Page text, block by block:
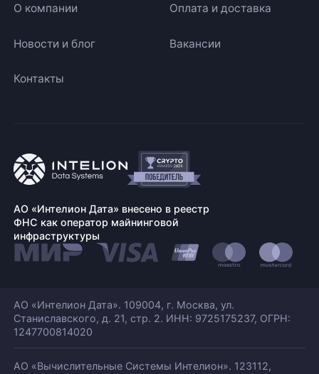
О компании Оплата и доставка
Новости и блог Вакансии
Контакты
АО «Интелион Дата» внесено в реестр
ФНС как оператор майнинговой
инфраструктуры
АО «Интелион Дата». 109004, г. Москва, ул.
Станиславского, д. 21, стр. 2. ИНН: 9725175237, ОГРН:
1247700814020
АО «Вычислительные Системы Интелион». 123112,